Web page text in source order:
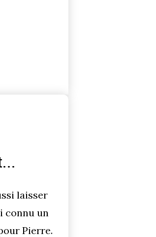
laisser
connu un
Pierre.